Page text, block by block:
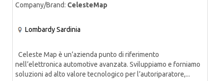
Company/Brand: CelesteMap
LombardySardinia
Celeste Map è un’azienda punto di riferimento
nell’elettronica automotive avanzata. Sviluppiamo e forniamo
soluzioni ad alto valore tecnologico per l’autoriparatore,...